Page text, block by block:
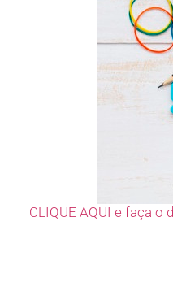
CLIQUE AQUI e faça o